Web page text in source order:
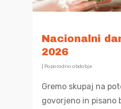
Nacionalni
2026
Poporodno obdobje
Gremo skupaj na
govorjeno in pisano